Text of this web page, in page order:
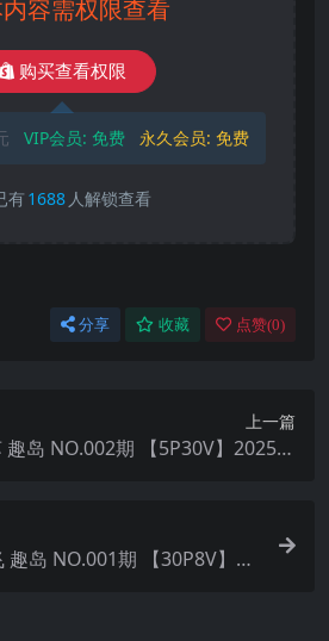
容需权限查看
购买查看权限
VIP会员: 免费 永久会员: 免费
有1688 人解锁查看
分享 收藏 点赞(0)
上一篇
岛 NO.002期 【5P30V】2025年
岛 NO.001期 【30P8V】20